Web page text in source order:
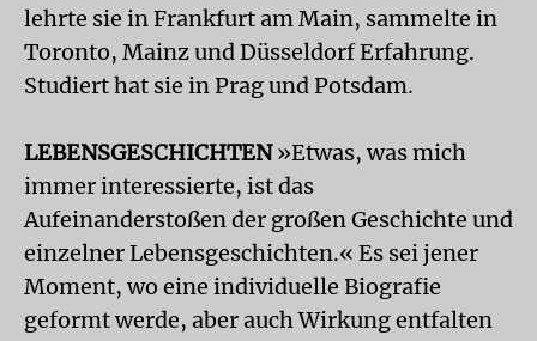
lehrte sie in Frankfurt am Main, sammelte in
Toronto, Mainz und Düsseldorf Erfahrung.
Studiert hat sie in Prag und Potsdam.
LEBENSGESCHICHTEN»Etwas, was mich
immer interessierte, ist das
Aufeinanderstoßen der großen Geschichte und
einzelner Lebensgeschichten.« Es sei jener
Moment, wo eine individuelle Biografie
geformt werde, aber auch Wirkung entfalten